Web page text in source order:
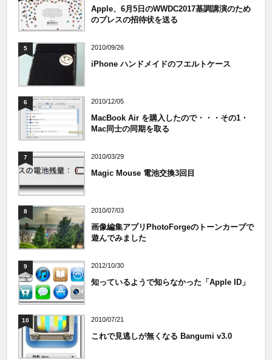
Apple、6月5日のWWDC2017基調講演のため
のプレスの招待状を送る
5 2010/09/26
iPhone ハンドメイドのフエルトケース
6 2010/12/05
MacBook Air を購入したので・・・その1・
Mac同士の同期を取る
7 2010/03/29
Magic Mouse 電池交換3回目
8 2010/07/03
画像編集アプリPhotoForgeのトーンカーブで
遊んでみました
9 2012/10/30
知っているようで知らなかった「Apple ID」
10 2010/07/21
これで見逃しが無くなる Bangumi v3.0